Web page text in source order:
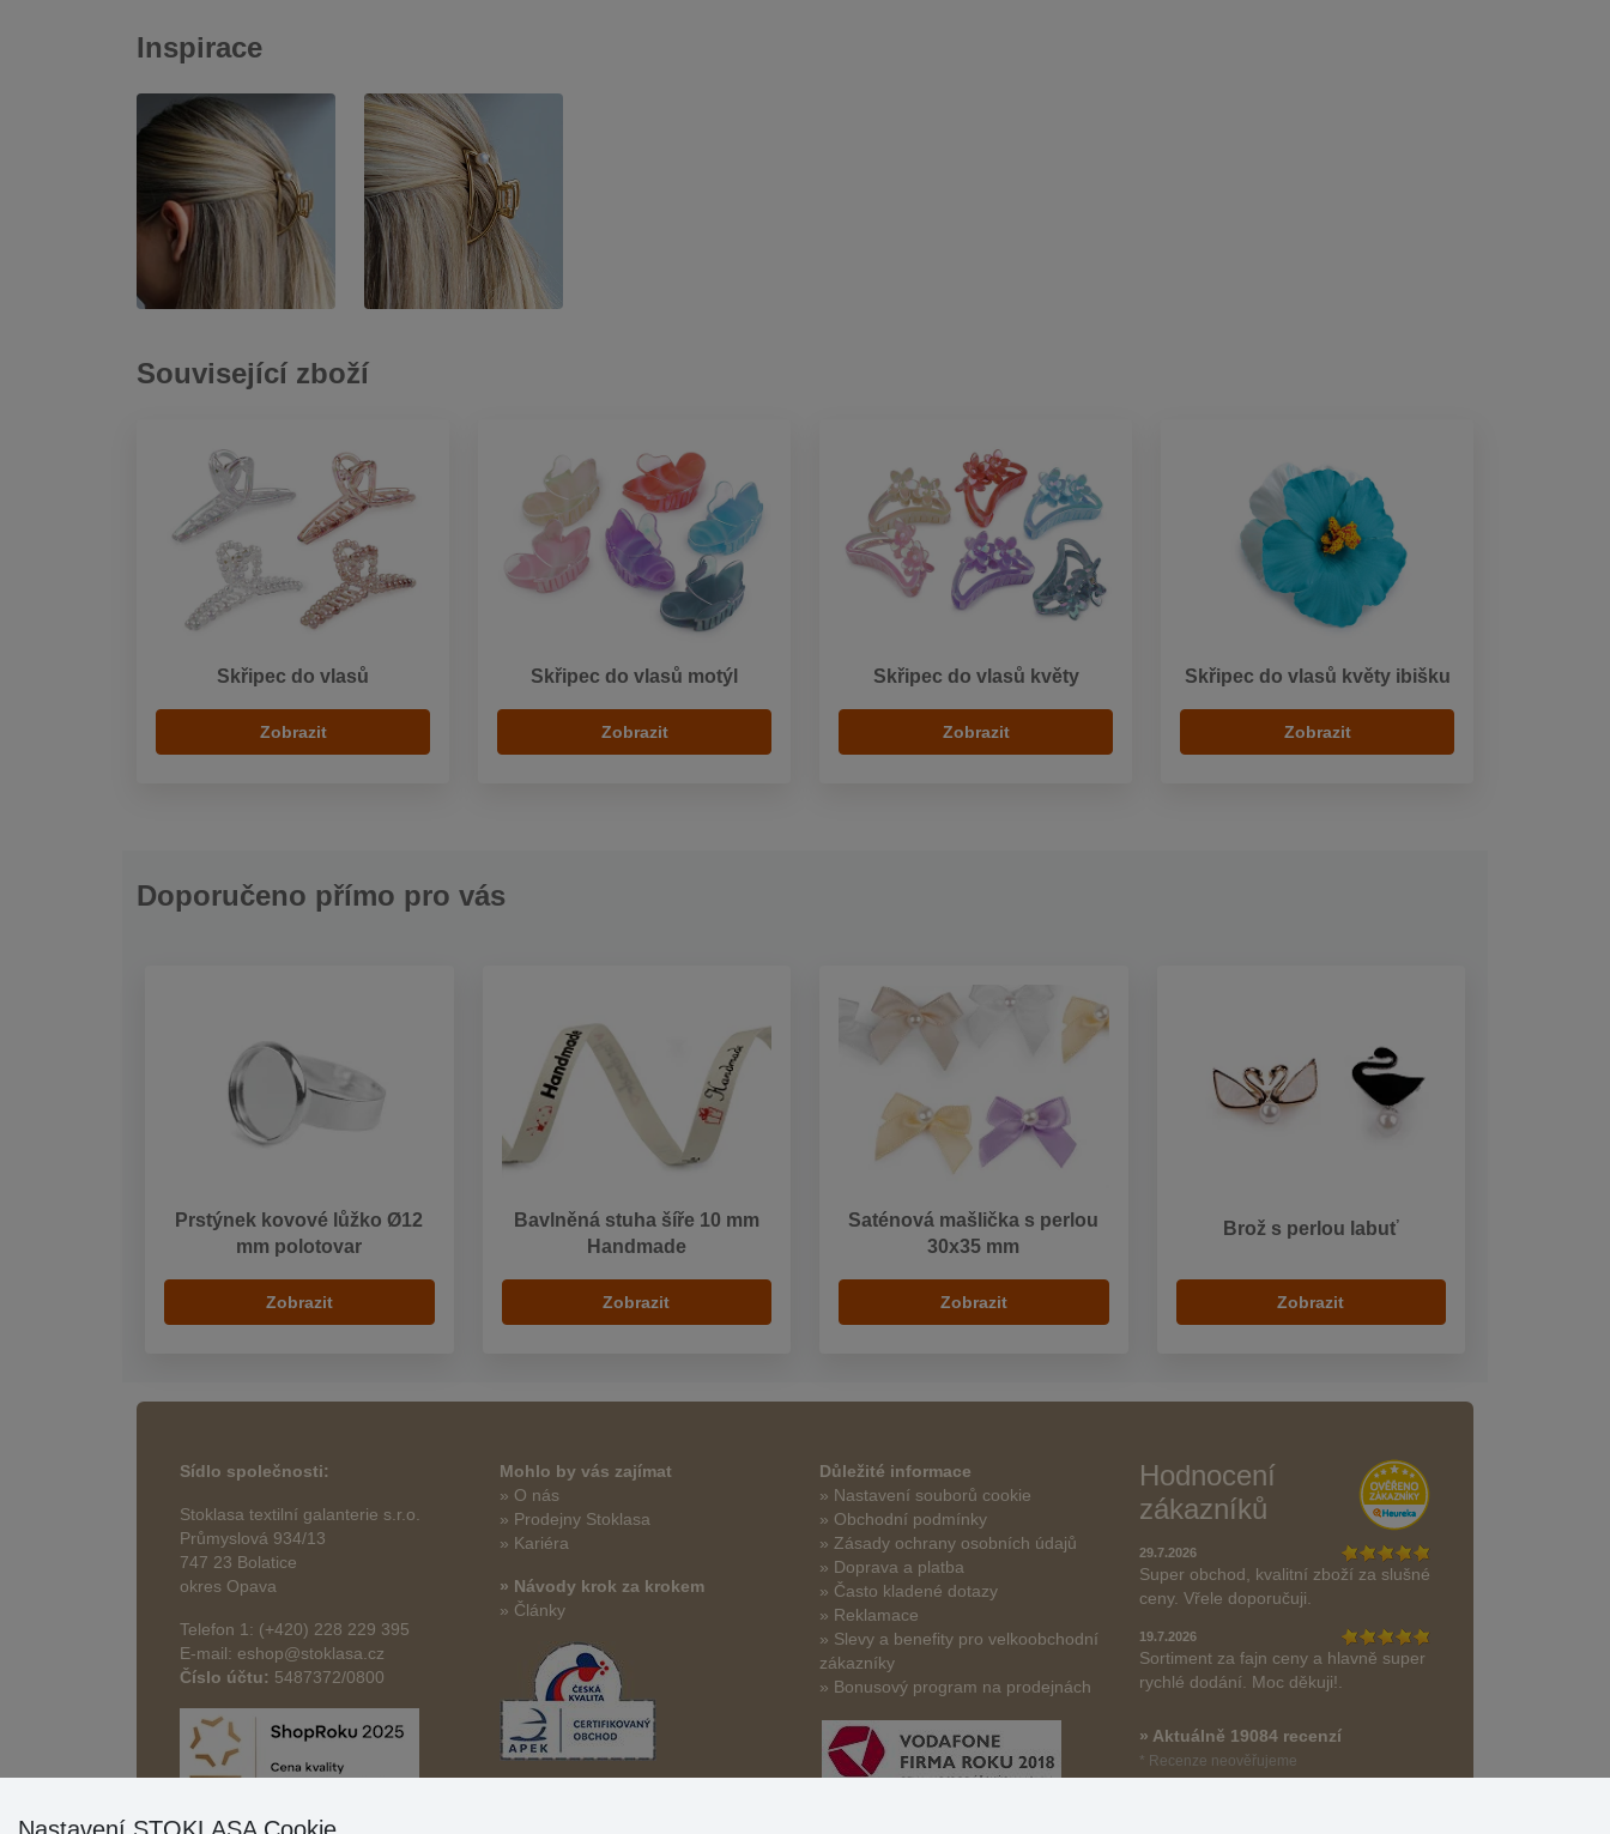
Inspirace
Související zboží
Skřipec do vlasů
Zobrazit
Skřipec do vlasů motýl
Zobrazit
Skřipec do vlasů květy
Zobrazit
Skřipec do vlasů květy ibišku
Zobrazit
Doporučeno přímo pro vás
Prstýnek kovové lůžko Ø12
mm polotovar
Zobrazit
Bavlněná stuha šíře 10 mm
Handmade
Zobrazit
Saténová mašlička s perlou
30x35 mm
Zobrazit
Brož s perlou labuť
Zobrazit
Sídlo společnosti:
Stoklasa textilní galanterie s.r.o.
Průmyslová 934/13
747 23 Bolatice
okres Opava
Telefon 1: (+420) 228 229 395
E-mail: eshop@stoklasa.cz
Číslo účtu: 5487372/0800
Mohlo by vás zajímat
» O nás
» Prodejny Stoklasa
» Kariéra
» Návody krok za krokem
» Články
Důležité informace
» Nastavení souborů cookie
» Obchodní podmínky
» Zásady ochrany osobních údajů
» Doprava a platba
» Často kladené dotazy
» Reklamace
» Slevy a benefity pro velkoobchodní
zákazníky
» Bonusový program na prodejnách
Hodnocení
zákazníků
29.7.2026
Super obchod, kvalitní zboží za slušné
ceny. Vřele doporučuji.
19.7.2026
Sortiment za fajn ceny a hlavně super
rychlé dodání. Moc děkuji!.
» Aktuálně 19084 recenzí
* Recenze neověřujeme